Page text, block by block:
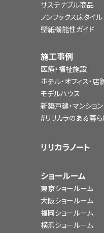
サステナブル商品
ノンワックス床タイル
壁紙機能性ガイド
施工事例
医療・福祉施設
ホテル・オフィス・店
モデルハウス
新築戸建・マンション
#リリカラのある暮ら
リリカラノート
ショールーム
東京ショールーム
大阪ショールーム
福岡ショールーム
横浜ショールーム